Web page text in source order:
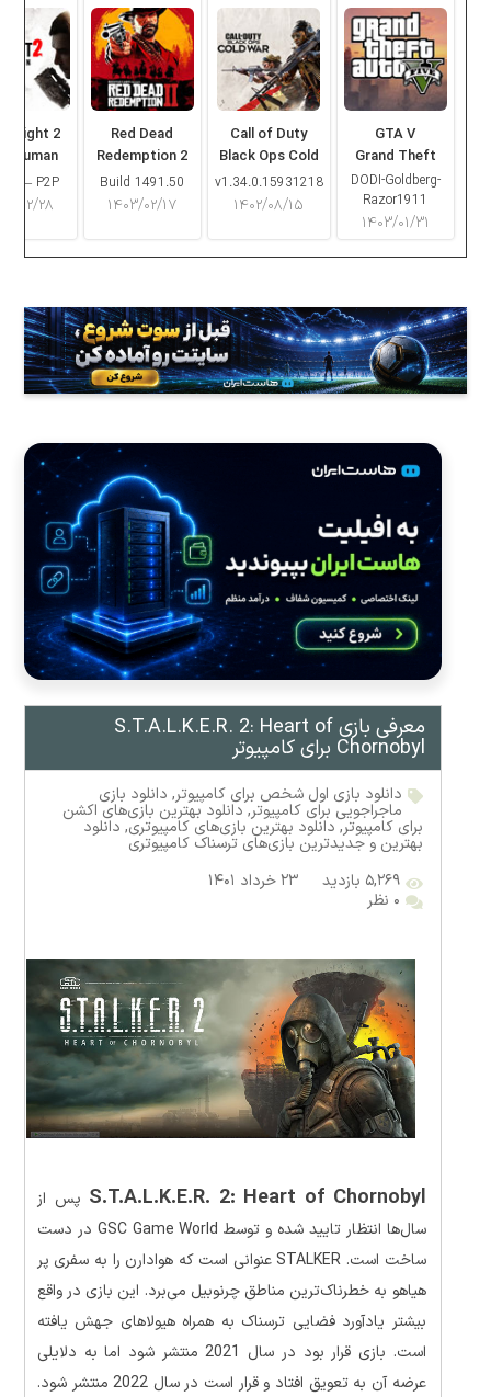
GTA V
Grand Theft
Auto V
DODI-Goldberg-
Razor1911
۱۴۰۳/۰۱/۳۱
Call of Duty
Black Ops Cold
War
v1.34.0.15931218
۱۴۰۲/۰۸/۱۵
Red Dead
Redemption 2
Build 1491.50
۱۴۰۳/۰۲/۱۷
Light 2
Human
– P2P
۱۴۰۳/
معرفی بازی S.T.A.L.K.E.R. 2: Heart of
Chornobyl برای کامپیوتر
دانلود بازی اول شخص برای کامپیوتر, دانلود بازی
ماجراجویی برای کامپیوتر,دانلود بهترین بازی‌های اکشن
برای کامپیوتر,دانلود بهترین بازی‌های کامپیوتری, دانلود
بهترین و جدیدترین بازی‌های ترسناک کامپیوتری
۵,۲۶۹ بازدید
۲۳ خرداد ۱۴۰۱
۰ نظر
S.T.A.L.K.E.R. 2: Heart of Chornobyl پس از
سال‌ها انتظار تایید شده و توسط GSC Game World در دست
ساخت است. STALKER عنوانی است که هوادارن را به سفری پر
هیاهو به خطرناک‌ترین مناطق چرنوبیل می‌برد. این بازی در واقع
بیشتر یادآورد فضایی ترسناک به همراه هیولاهای جهش یافته‌
است. بازی قرار بود در سال 2021 منتشر شود اما به دلایلی
عرضه آن به تعویق افتاد و قرار است در سال 2022 منتشر شود.